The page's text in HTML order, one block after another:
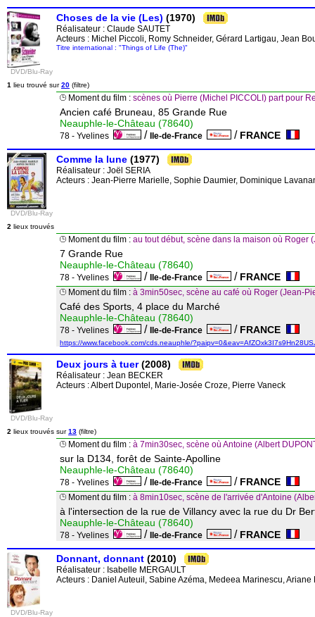
DVD/Blu-Ray
Choses de la vie (Les) (1970)
Réalisateur : Claude SAUTET
Acteurs : Michel Piccoli, Romy Schneider, Gérard Lartigau, Jean
Titre international : "Things of Life (The)"
1 lieu trouvé sur20 (filtre)
Moment du film : scènes où Pierre (Michel PICCOLI) part pour
Ancien café Bruneau, 85 Grande Rue
Neauphle-le-Château (78640)
78 - Yvelines / Ile-de-France / FRANCE
DVD/Blu-Ray
Comme la lune (1977)
Réalisateur : Joël SERIA
Acteurs : Jean-Pierre Marielle, Sophie Daumier, Dominique
2 lieux trouvés
Moment du film : au tout début, scène dans la maison où Roger
7 Grande Rue
Neauphle-le-Château (78640)
78 - Yvelines / Ile-de-France / FRANCE
Moment du film : à 3min50sec, scène au café où Roger (Jean-
Café des Sports, 4 place du Marché
Neauphle-le-Château (78640)
78 - Yvelines / Ile-de-France / FRANCE
https://www.facebook.com/cds.neauphle/
DVD/Blu-Ray
Deux jours à tuer(2008)
Réalisateur : Jean BECKER
Acteurs : Albert Dupontel, Marie-Josée Croze, Pierre Vaneck
2 lieux trouvés sur13 (filtre)
Moment du film : à 7min30sec, scène où Antoine (Albert
sur la D134, forêt de Sainte-Apolline
Neauphle-le-Château (78640)
78 - Yvelines / Ile-de-France / FRANCE
Moment du film : à 8min10sec, scène de l'arrivée d'Antoine
à l'intersection de la rue de Villancy avec la rue du Dr
Neauphle-le-Château (78640)
78 - Yvelines / Ile-de-France / FRANCE
DVD/Blu-Ray
Donnant, donnant (2010)
Réalisateur : Isabelle MERGAULT
Acteurs : Daniel Auteuil, Sabine Azéma, Medeea Marinescu,